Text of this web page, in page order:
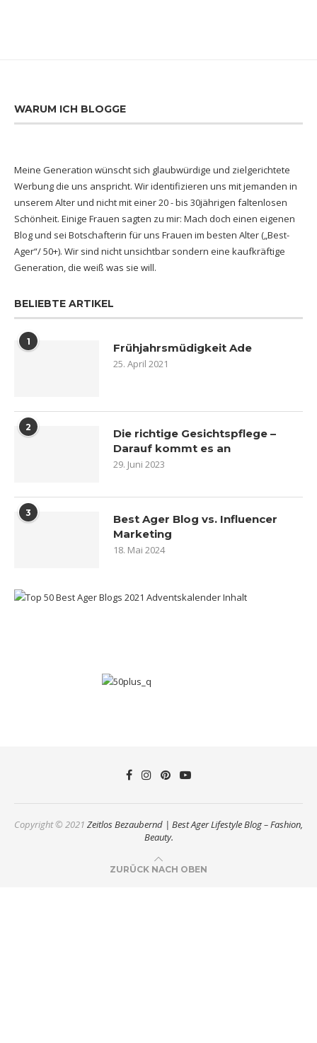
WARUM ICH BLOGGE
Meine Generation wünscht sich glaubwürdige und zielgerichtete
Werbung die uns anspricht. Wir identifizieren uns mit jemanden in
unserem Alter und nicht mit einer 20 - bis 30jährigen faltenlosen
Schönheit. Einige Frauen sagten zu mir: Mach doch einen eigenen
Blog und sei Botschafterin für uns Frauen im besten Alter („Best-
Ager“/ 50+). Wir sind nicht unsichtbar sondern eine kaufkräftige
Generation, die weiß was sie will.
BELIEBTE ARTIKEL
1 Frühjahrsmüdigkeit Ade
25. April 2021
2
Die richtige Gesichtspflege –
Darauf kommt es an
29. Juni 2023
3
Best Ager Blog vs. Influencer
Marketing
18. Mai 2024
Copyright © 2021 Zeitlos Bezaubernd | Best Ager Lifestyle Blog – Fashion,
Beauty.
ZURÜCK NACH OBEN